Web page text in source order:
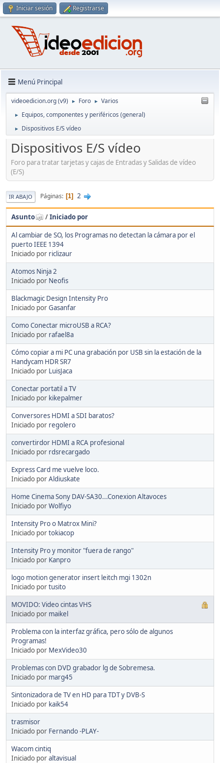
Iniciar sesión Registrarse
Menú Principal
videoedicion.org (v9) ► Foro ► Varios
► Equipos, componentes y periféricos (general)
► Dispositivos E/S vídeo
Dispositivos E/S vídeo
Foro para tratar tarjetas y cajas de Entradas y Salidas de vídeo
(E/S)
IR ABAJO Páginas 1 2
Asunto /Iniciado por
Al cambiar de SO, los Programas no detectan la cámara por el
puerto IEEE 1394
Iniciado por riclizaur
Atomos Ninja 2
Iniciado por Neofis
Blackmagic Design Intensity Pro
Iniciado porGasanfar
Como Conectar microUSB a RCA?
Iniciado por rafael8a
Cómo copiar a mi PC una grabación por USB sin la estación de la
Handycam HDR SR7
Iniciado por LuisJaca
Conectar portatil a TV
Iniciado por kikepalmer
Conversores HDMI a SDI baratos?
Iniciado por regolero
convertirdor HDMI a RCA profesional
Iniciado por rdsrecargado
Express Card me vuelve loco.
Iniciado porAldiuskate
Home Cinema Sony DAV-SA30...Conexion Altavoces
Iniciado porWolfiyo
Intensity Pro o Matrox Mini?
Iniciado portokiacop
Intensity Pro y monitor "fuera de rango"
Iniciado por Kanpro
logo motion generator insert leitch mgi 1302n
Iniciado portusito
MOVIDO: Video cintas VHS
Iniciado por maikel
Problema con la interfaz gráfica, pero sólo de algunos
Programas!
Iniciado por MexVideo30
Problemas con DVD grabador lg de Sobremesa.
Iniciado por marg45
Sintonizadora de TV en HD para TDT y DVB-S
Iniciado por kaik54
trasmisor
Iniciado por Fernando -PLAY-
Wacom cintiq
Iniciado poraltavisual